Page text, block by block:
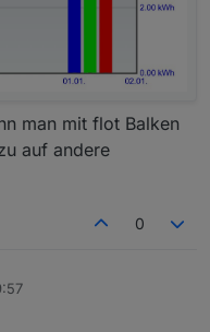
man mit flot Balken
auf andere
0